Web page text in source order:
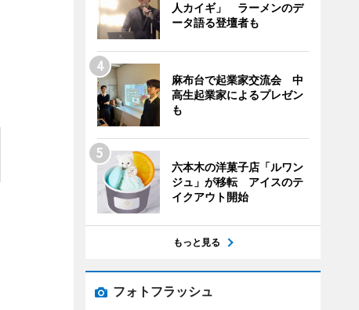
人カイギ」 ラーメンのデ
ータ語る登壇者も
麻布台で起業家交流会 中
高生起業家によるプレゼン
も
六本木の洋菓子店「ルワン
ジュ」が移転 アイスのテ
イクアウト開始
もっと見る
フォトフラッシュ